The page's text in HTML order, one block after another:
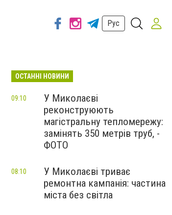
Рус
ОСТАННІ НОВИНИ
У Миколаєві
реконструюють
магістральну тепломережу:
замінять 350 метрів труб, -
ФОТО
09:10
У Миколаєві триває
ремонтна кампанія: частина
міста без світла
08:10